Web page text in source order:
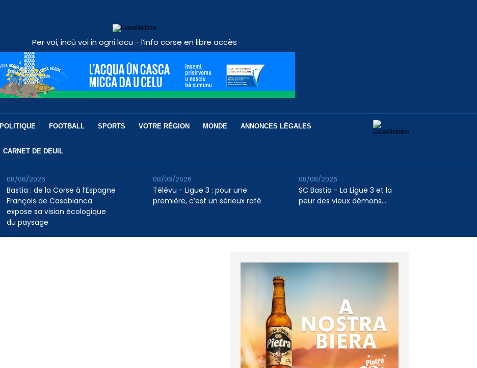
Per voi, incù voi in ogni locu - l’info corse en libre accès
POLITIQUE FOOTBALL SPORTS VOTRE RÉGION MONDE ANNONCES LÉGALES
CARNET DE DEUIL
Bastia : de la Corse à l’Espagne
François de Casabianca
expose sa vision écologique
du paysage
08/08/2026
Télévu - Ligue 3 : pour une
première, c’est un sérieux raté
08/08/2026
SC Bastia - La Ligue 3 et la
peur des vieux démons…
08/08/2026